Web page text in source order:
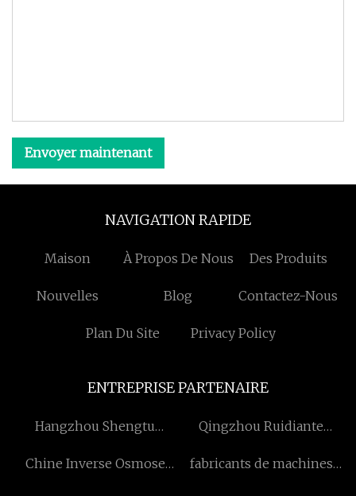
Envoyer maintenant
NAVIGATION RAPIDE
Maison À Propos De Nous Des Produits
Nouvelles Blog Contactez-Nous
Plan Du Site Privacy Policy
ENTREPRISE PARTENAIRE
Hangzhou Shengtu
Qingzhou Ruidiante
Chine Inverse Osmose
fabricants de machines